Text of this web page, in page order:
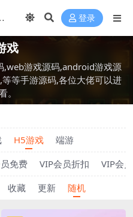
登录
戏
,web游戏源码,android游戏源
等手游源码,各位大佬可以进
。
H5游戏
端游
免费 VIP会员折扣
VIP会
收藏 更新 随机